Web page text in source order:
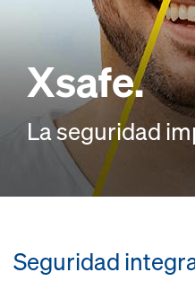
Xsafe.
La seguridad
Seguridad